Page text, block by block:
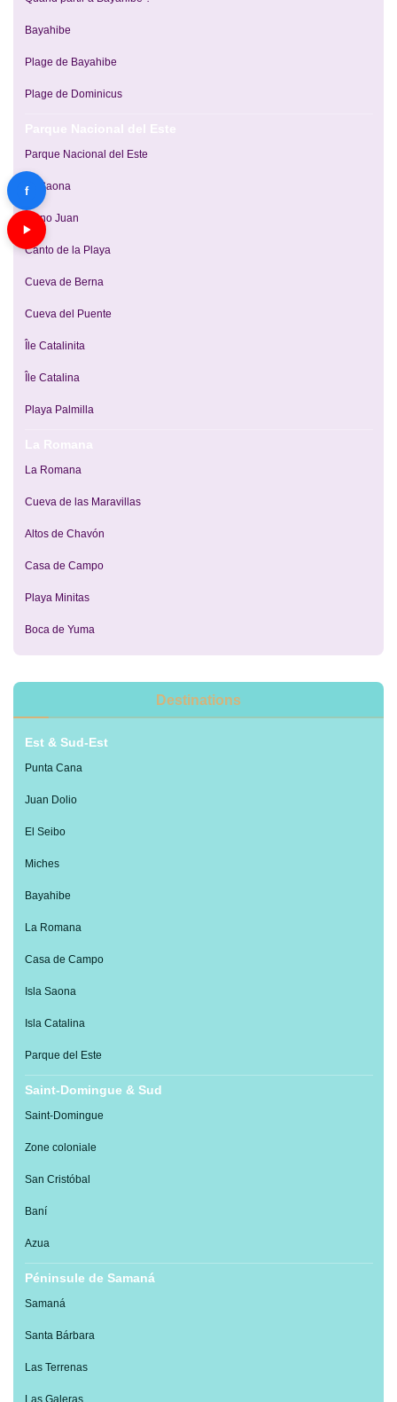
Bayahibe
Plage de Bayahibe
Plage de Dominicus
Parque Nacional del Este
Parque Nacional del Este
Île Saona
Mano Juan
Canto de la Playa
Cueva de Berna
Cueva del Puente
Île Catalinita
Île Catalina
Playa Palmilla
La Romana
La Romana
Cueva de las Maravillas
Altos de Chavón
Casa de Campo
Playa Minitas
Boca de Yuma
Destinations
Est & Sud-Est
Punta Cana
Juan Dolio
El Seibo
Miches
Bayahibe
La Romana
Casa de Campo
Isla Saona
Isla Catalina
Parque del Este
Saint-Domingue & Sud
Saint-Domingue
Zone coloniale
San Cristóbal
Baní
Azua
Péninsule de Samaná
Samaná
Santa Bárbara
Las Terrenas
Las Galeras
f